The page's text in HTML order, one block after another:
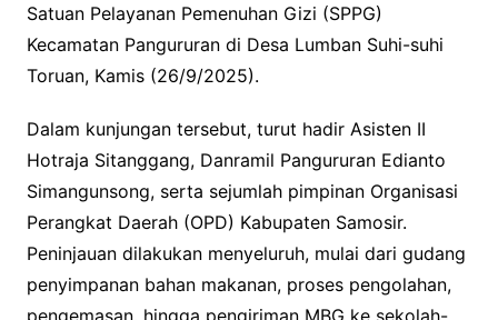
Satuan Pelayanan Pemenuhan Gizi (SPPG)
Kecamatan Pangururan di Desa Lumban Suhi-suhi
Toruan, Kamis (26/9/2025).
Dalam kunjungan tersebut, turut hadir Asisten II
Hotraja Sitanggang, Danramil Pangururan Edianto
Simangunsong, serta sejumlah pimpinan Organisasi
Perangkat Daerah (OPD) Kabupaten Samosir.
Peninjauan dilakukan menyeluruh, mulai dari gudang
penyimpanan bahan makanan, proses pengolahan,
pengemasan, hingga pengiriman MBG ke sekolah-